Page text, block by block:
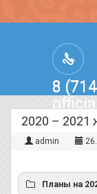
8
Батыра, 3
2020 – 2021
admin
Планы на